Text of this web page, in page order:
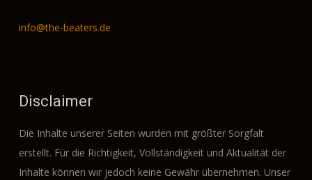
info@the-beaters.de
Disclaimer
Die Inhalte unserer Seiten wurden mit größter Sorgfalt
erstellt. Für die Richtigkeit, Vollständigkeit und Aktualität der
Inhalte können wir jedoch keine Gewähr übernehmen. Unser